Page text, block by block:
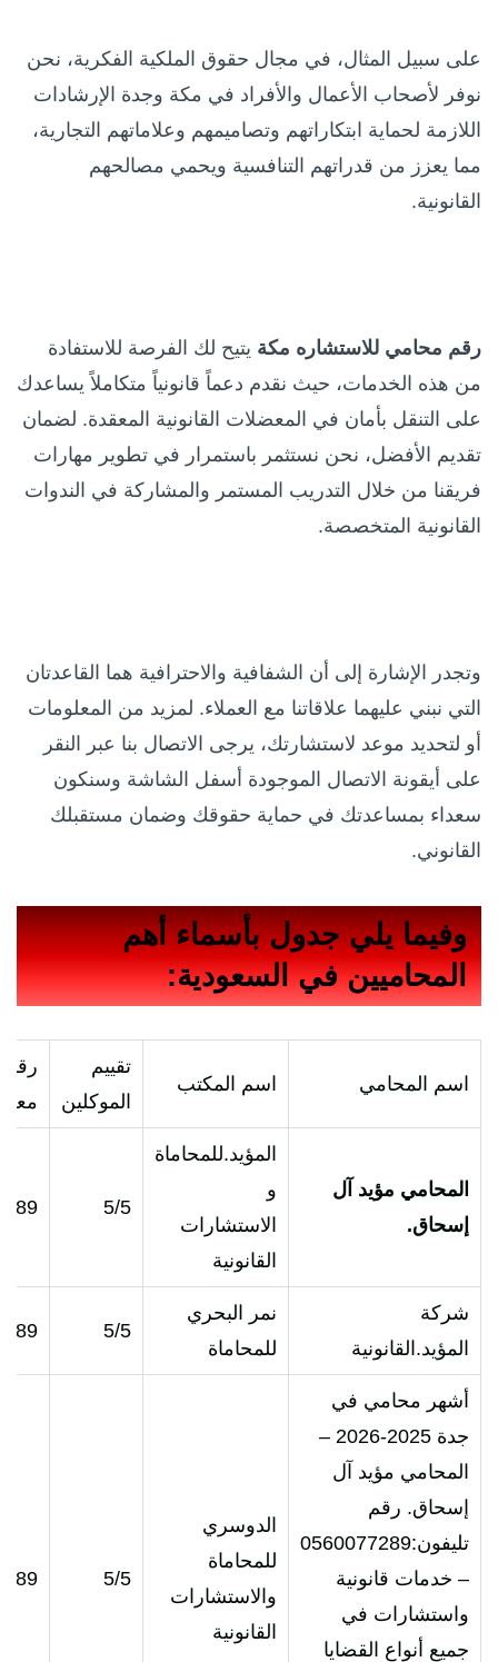
على سبيل المثال، في مجال حقوق الملكية الفكرية، نحن
نوفر لأصحاب الأعمال والأفراد في مكة وجدة الإرشادات
اللازمة لحماية ابتكاراتهم وتصاميمهم وعلاماتهم التجارية،
مما يعزز من قدراتهم التنافسية ويحمي مصالحهم
القانونية.
رقم محامي للاستشاره مكة يتيح لك الفرصة للاستفادة
من هذه الخدمات، حيث نقدم دعماً قانونياً متكاملاً يساعدك
على التنقل بأمان في المعضلات القانونية المعقدة. لضمان
تقديم الأفضل، نحن نستثمر باستمرار في تطوير مهارات
فريقنا من خلال التدريب المستمر والمشاركة في الندوات
القانونية المتخصصة.
وتجدر الإشارة إلى أن الشفافية والاحترافية هما القاعدتان
التي نبني عليهما علاقاتنا مع العملاء. لمزيد من المعلومات
أو لتحديد موعد لاستشارتك، يرجى الاتصال بنا عبر النقر
على أيقونة الاتصال الموجودة أسفل الشاشة وسنكون
سعداء بمساعدتك في حماية حقوقك وضمان مستقبلك
القانوني.
وفيما يلي جدول بأسماء أهم
المحاميين في السعودية:
اسم المحامي اسم المكتب
تقييم
الموكلين
رقم
معه
المحامي مؤيد آل
إسحاق.
المؤيد.للمحاماة
و
الاستشارات
القانونية
5/5
شركة
المؤيد.القانونية
نمر البحري
للمحاماة
5/5
أشهر محامي في
جدة 2025-2026 –
المحامي مؤيد آل
إسحاق. رقم
تليفون:0560077289
– خدمات قانونية
واستشارات في
جميع أنواع القضايا
الدوسري
للمحاماة
والاستشارات
القانونية
5/5